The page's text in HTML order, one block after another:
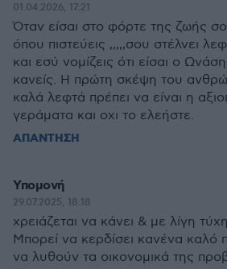
01.04.2026, 17:21
Όταν είσαι στο φόρτε της ζωής
όπου πιστεύεις ,,,,,σου στέλνει
και εσύ νομίζεις ότι είσαι ο
κανείς. Η πρώτη σκέψη του
καλά λεφτά πρέπει να είναι η
γεράματα και οχι το ελεήστε.
ΑΠΑΝΤΗΣΗ
Υπομονή
29.07.2025, 18:18
χρειάζεται να κάνει & με λίγη
Μπορεί να κερδίσει κανένα καλό
να λυθούν τα οικονομικά της